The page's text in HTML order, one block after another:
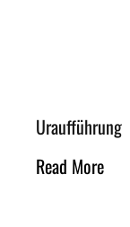
Uraufführung
Read More